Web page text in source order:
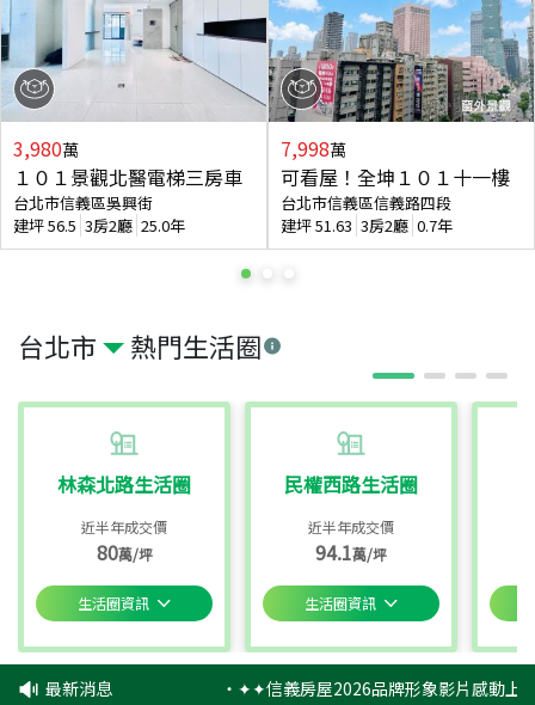
台北市 熱門生活圈
林森北路生活圈
近半年成交價
80萬/坪
生活圈資訊
民權西路生活圈
近半年成交價
94.1萬/坪
生活圈資訊
3,980萬
１０１景觀北醫電梯三房車
台北市信義區吳興街
建坪56.5 3房2廳 25.0年
7,998萬
可看屋！全坤１０１十一樓
台北市信義區信義路四段
建坪51.63 3房2廳 0.7年
最新消息 ‧✦✦信義房屋2026品牌形象影片感動上